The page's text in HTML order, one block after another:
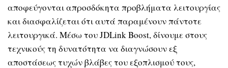
αποφεύγονται απροσδόκητα προβλήματα λειτουργίας
και διασφαλίζεται ότι αυτά παραμένουν πάντοτε
λειτουργικά. Μέσω του JDLink Boost, δίνουμε στους
τεχνικούς τη δυνατότητα να διαγνώσουν εξ
αποστάσεως τυχών βλάβες του εξοπλισμού τους,